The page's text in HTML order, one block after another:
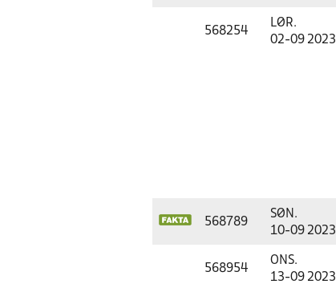
568254
LØR.
02-09 2023
568789
SØN.
10-09 2023
568954
ONS.
13-09 2023